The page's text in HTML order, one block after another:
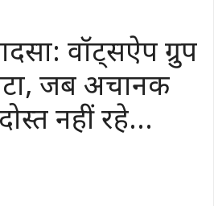
वॉट्सऐप ग्रुप
जब अचानक
नहीं रहे…